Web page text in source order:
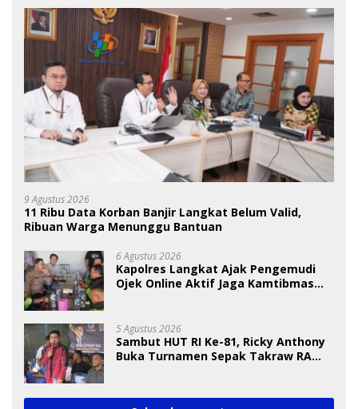
9 Agustus 2026
11 Ribu Data Korban Banjir Langkat Belum Valid,
Ribuan Warga Menunggu Bantuan
6 Agustus 2026
Kapolres Langkat Ajak Pengemudi
Ojek Online Aktif Jaga Kamtibmas
5 Agustus 2026
Sambut HUT RI Ke-81, Ricky Anthony
Buka Turnamen Sepak Takraw RA